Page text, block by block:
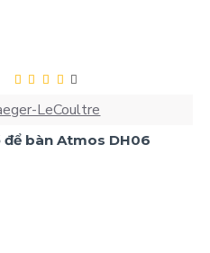
LeCoultre
bàn Atmos DH06